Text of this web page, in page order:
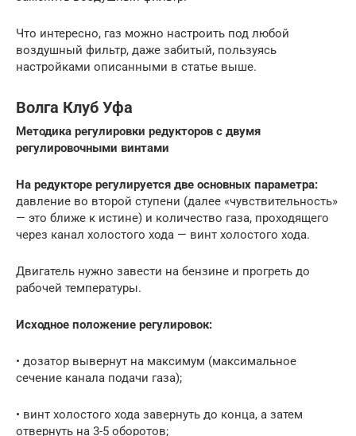
Что интересно, газ можно настроить под любой
воздушный фильтр, даже забитый, пользуясь
настройками описанными в статье выше.
Волга Клуб Уфа
Методика регулировки редукторов с двумя
регулировочными винтами
На редукторе регулируется две основных параметра:
давление во второй ступени (далее «чувствительность»
— это ближе к истине) и количество газа, проходящего
через канал холостого хода — винт холостого хода.
Двигатель нужно завести на бензине и прогреть до
рабочей температуры.
Исходное положение регулировок:
• дозатор вывернут на максимум (максимальное
сечение канала подачи газа);
• винт холостого хода завернуть до конца, а затем
отвернуть на 3-5 оборотов;